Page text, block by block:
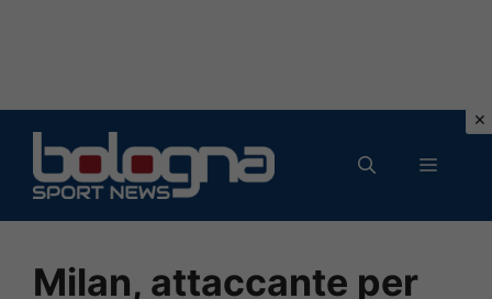
contenuto
MENU
Milan, attaccante per